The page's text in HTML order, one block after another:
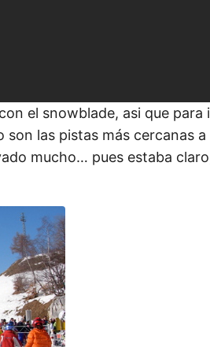
el snowblade, asi que
las pistas más cercanas
mucho… pues estaba